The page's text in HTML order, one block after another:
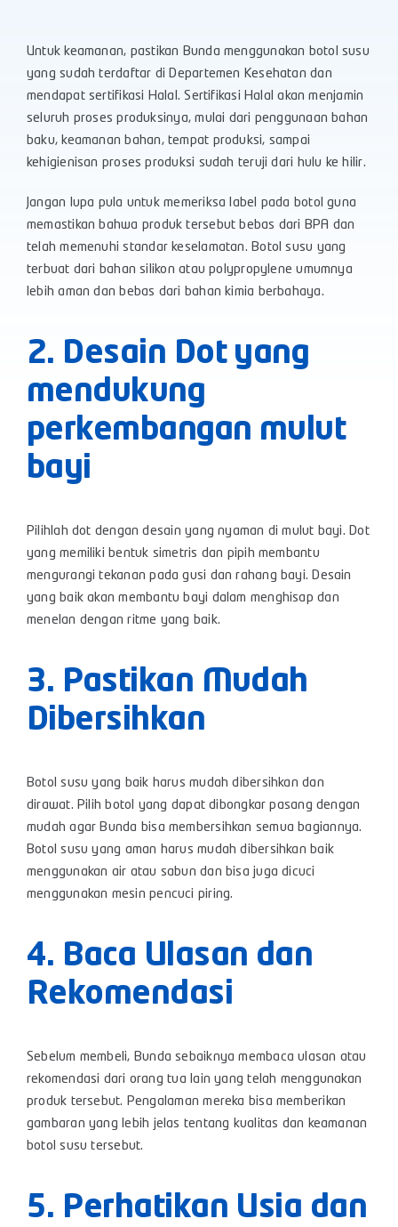
Untuk keamanan, pastikan Bunda menggunakan botol susu
yang sudah terdaftar di Departemen Kesehatan dan
mendapat sertifikasi Halal. Sertifikasi Halal akan menjamin
seluruh proses produksinya, mulai dari penggunaan bahan
baku, keamanan bahan, tempat produksi, sampai
kehigienisan proses produksi sudah teruji dari hulu ke hilir.
Jangan lupa pula untuk memeriksa label pada botol guna
memastikan bahwa produk tersebut bebas dari BPA dan
telah memenuhi standar keselamatan. Botol susu yang
terbuat dari bahan silikon atau polypropylene umumnya
lebih aman dan bebas dari bahan kimia berbahaya.
2. Desain Dot yang
mendukung
perkembangan mulut
bayi
Pilihlah dot dengan desain yang nyaman di mulut bayi. Dot
yang memiliki bentuk simetris dan pipih membantu
mengurangi tekanan pada gusi dan rahang bayi. Desain
yang baik akan membantu bayi dalam menghisap dan
menelan dengan ritme yang baik.
3. Pastikan Mudah
Dibersihkan
Botol susu yang baik harus mudah dibersihkan dan
dirawat. Pilih botol yang dapat dibongkar pasang dengan
mudah agar Bunda bisa membersihkan semua bagiannya.
Botol susu yang aman harus mudah dibersihkan baik
menggunakan air atau sabun dan bisa juga dicuci
menggunakan mesin pencuci piring.
4. Baca Ulasan dan
Rekomendasi
Sebelum membeli, Bunda sebaiknya membaca ulasan atau
rekomendasi dari orang tua lain yang telah menggunakan
produk tersebut. Pengalaman mereka bisa memberikan
gambaran yang lebih jelas tentang kualitas dan keamanan
botol susu tersebut.
5. Perhatikan Usia dan